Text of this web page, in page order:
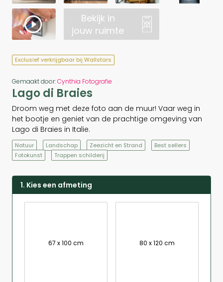
Bekijk in
jouw ruimte
Exclusief verkrijgbaar bij Wallstars
Gemaakt door:Cynthia Fotografie
Lago di Braies
Droom weg met deze foto aan de muur! Vaar weg in
het bootje en geniet van de prachtige omgeving van
Lago di Braies in Italie.
Natuur Landschap Zeezicht en Strand
Best sellers
Fotokunst
Trappen schilderij
1. Kies een afmeting
67 x 100 cm 80 x 120 cm